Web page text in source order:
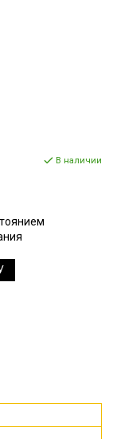
В наличии